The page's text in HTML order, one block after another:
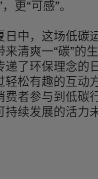
更“可感”。
日中，这场低碳
来清爽一“碳”的
递了环保理念的
轻松有趣的互动
费者参与到低碳
持续发展的活力